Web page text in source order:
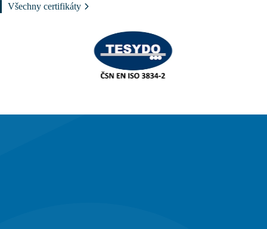
Všechny certifikáty